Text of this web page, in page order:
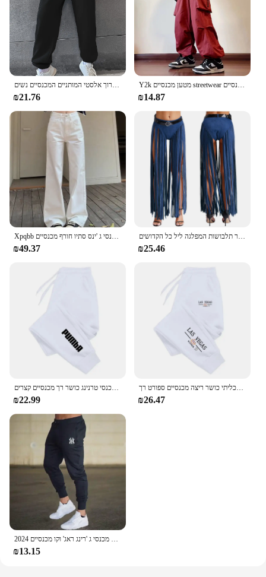
צבע מוצק אופנה מכנסי ג 'ר שרוך אלסטי המותניים המכנסיים נשים
₪21.76
Y2k מטען מכנסיים streetwear גברים נשים כיסים מוצק מזדמנים נשים מכנסיים רגליים רחבים מכנסיים harajuku hippie pantalones
₪14.87
Xpqbb מותן גבוה ג 'ינס לבן לנשים פשוט חדש, מכנסי ג' ינס רופף מכנסי ג 'ינס סתיו חורף מכנסיים
₪49.37
היפי הבוקרת שטסל מפוצל נשים פטמות גבוהה מותניים עם גדילים ארוכים חגור וחגורה עבור תלבושות המפלגה ליל כל הקדושים
₪25.46
חם מכירות נשים טרנינג אופנה ריצה מכנסיים מזדמנים מכנסי טרנינג כושר רך מכנסיים קצרים
₪22.99
מכנסיים טרנינג נשים מכנסיים קצרים דפוס עיר פופולרי תכליתי כושר ריצה מכנסיים ספורט רך
₪26.47
2024 האביב וקיץ חדש לגברים מכנסיים מזדמנים ספורט ספורט ספורט ספורט מכנסי ג 'רינג ראג' וקו מכנסיים
₪13.15